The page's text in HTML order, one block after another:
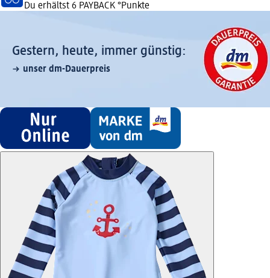
Du erhältst 6 PAYBACK °Punkte
Gestern, heute, immer günstig:
unser dm-Dauerpreis